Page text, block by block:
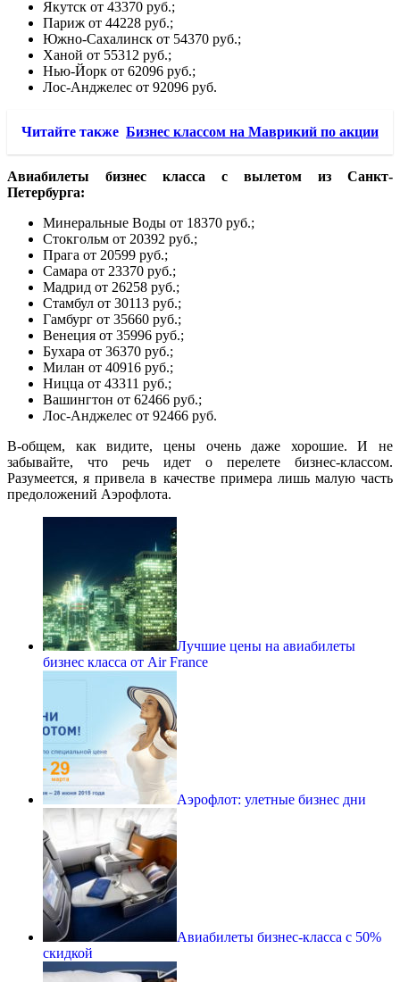
Якутск от 43370 руб.;
Париж от 44228 руб.;
Южно-Сахалинск от 54370 руб.;
Ханой от 55312 руб.;
Нью-Йорк от 62096 руб.;
Лос-Анджелес от 92096 руб.
Читайте также Бизнес классом на Маврикий по акции
Авиабилеты бизнес класса с вылетом из Санкт-
Петербурга:
Минеральные Воды от 18370 руб.;
Стокгольм от 20392 руб.;
Прага от 20599 руб.;
Самара от 23370 руб.;
Мадрид от 26258 руб.;
Стамбул от 30113 руб.;
Гамбург от 35660 руб.;
Венеция от 35996 руб.;
Бухара от 36370 руб.;
Милан от 40916 руб.;
Ницца от 43311 руб.;
Вашингтон от 62466 руб.;
Лос-Анджелес от 92466 руб.
В-общем, как видите, цены очень даже хорошие. И не
забывайте, что речь идет о перелете бизнес-классом.
Разумеется, я привела в качестве примера лишь малую часть
предоложений Аэрофлота.
Лучшие цены на авиабилеты
бизнес класса от Air France
Аэрофлот: улетные бизнес дни
Авиабилеты бизнес-класса с 50%
скидкой